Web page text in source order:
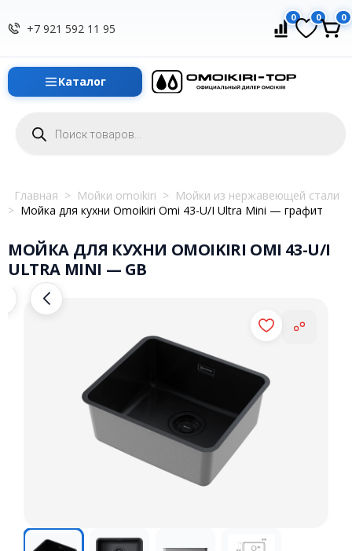
+7 921 592 11 95
0 0 0
Каталог
товаров
Главная > Мойки omoikiri > Мойки из нержавеющей стали
> Мойка для кухни Omoikiri Omi 43-U/I Ultra Mini — графит
МОЙКА ДЛЯ КУХНИ OMOIKIRI OMI 43-U/I
ULTRA MINI — GB